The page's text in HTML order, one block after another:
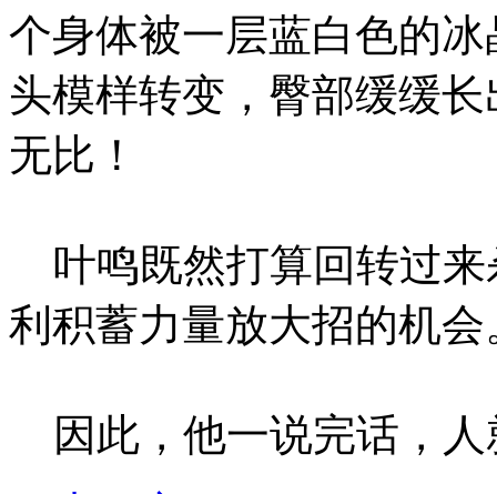
个身体被一层蓝白色的
头模样转变，臀部缓缓
无比！
叶鸣既然打算回转过来
利积蓄力量放大招的机会
因此，他一说完话，人